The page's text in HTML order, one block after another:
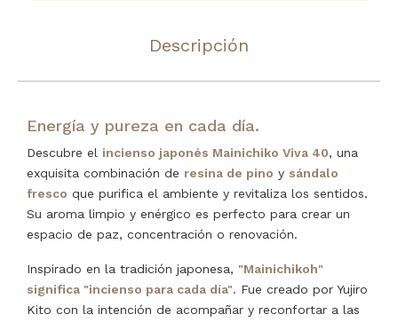
Descripción
Energía y pureza en cada día.
Descubre el incienso japonés Mainichiko Viva 40, una
exquisita combinación de resina de pino y sándalo
fresco que purifica el ambiente y revitaliza los sentidos.
Su aroma limpio y enérgico es perfecto para crear un
espacio de paz, concentración o renovación.
Inspirado en la tradición japonesa, "Mainichikoh"
significa "incienso para cada día". Fue creado por Yujiro
Kito con la intención de acompañar y reconfortar a las